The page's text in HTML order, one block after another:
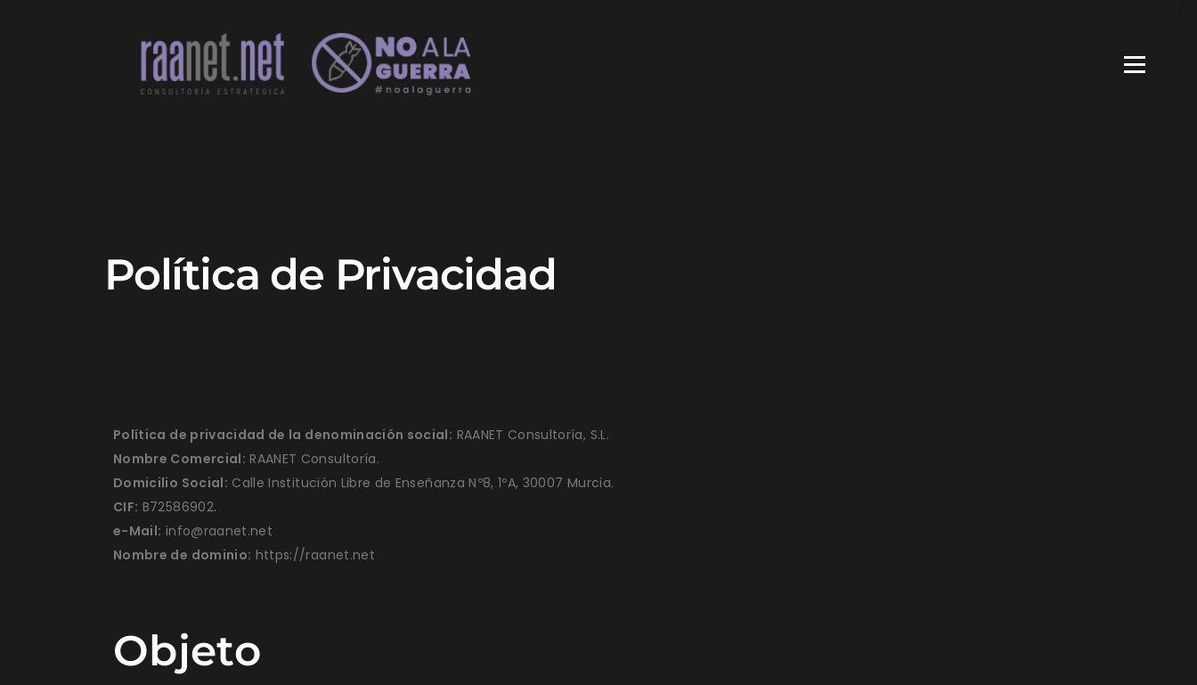
Política de Privacidad
Política de privacidad de la denominación social: RAANET Consultoría, S.L.
Nombre Comercial: RAANET Consultoría.
Domicilio Social: Calle Institución Libre de Enseñanza Nº8, 1ºA, 30007 Murcia.
CIF: B72586902.
e-Mail: info@raanet.net
Nombre de dominio: https://raanet.net
Objeto